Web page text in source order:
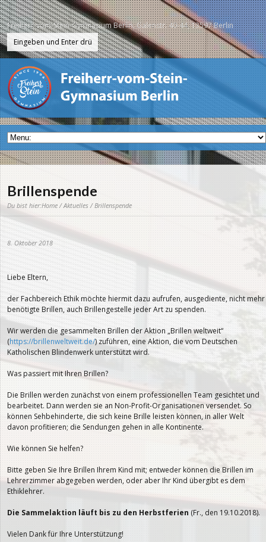
Freiherr-vom-Stein-Gymnasium Berlin, Galenstr. 40-44, 13597 Berlin
Brillenspende
Du bist hier:Home/Aktuelles/ Brillenspende
8. Oktober 2018
Liebe Eltern,
der Fachbereich Ethik möchte hiermit dazu aufrufen, ausgediente, nicht mehr
benötigte Brillen, auch Brillengestelle jeder Art zu spenden.
Wir werden die gesammelten Brillen der Aktion „Brillen weltweit“
(https://brillenweltweit.de/) zuführen, eine Aktion, die vom Deutschen
Katholischen Blindenwerk unterstützt wird.
Was passiert mit Ihren Brillen?
Die Brillen werden zunächst von einem professionellen Team gesichtet und
bearbeitet. Dann werden sie an Non-Profit-Organisationen versendet. So
können Sehbehinderte, die sich keine Brille leisten können, in aller Welt
davon profitieren; die Sendungen gehen in alle Kontinente.
Wie können Sie helfen?
Bitte geben Sie Ihre Brillen Ihrem Kind mit; entweder können die Brillen im
Lehrerzimmer abgegeben werden, oder aber Ihr Kind übergibt es dem
Ethiklehrer.
Die Sammelaktion läuft bis zu den Herbstferien (Fr., den 19.10.2018).
Vielen Dank für Ihre Unterstützung!